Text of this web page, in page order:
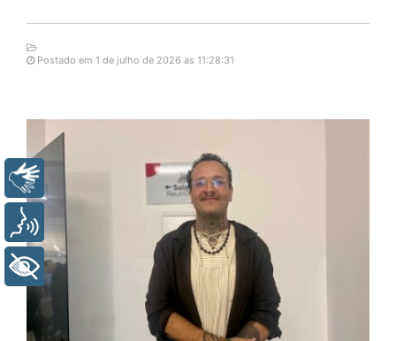
Postado em 1 de julho de 2026 as 11:28:31
Libras
+ Acessibilidade